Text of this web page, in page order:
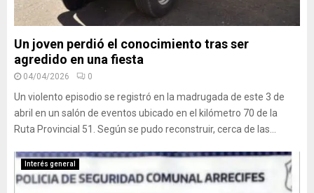
Un joven perdió el conocimiento tras ser
agredido en una fiesta
04/04/2026 0
Un violento episodio se registró en la madrugada de este 3 de
abril en un salón de eventos ubicado en el kilómetro 70 de la
Ruta Provincial 51. Según se pudo reconstruir, cerca de las...
Interés general